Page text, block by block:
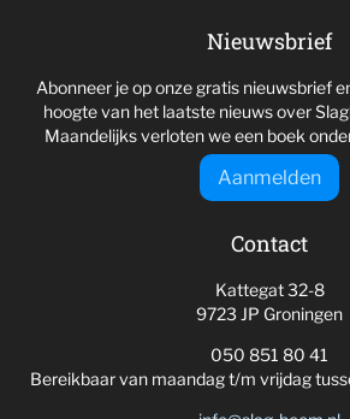
Nieuwsbrief
Abonneer je op onze gratis nieuwsbrief
hoogte van het laatste nieuws over
Maandelijks verloten we een boek
Aanmelden
Contact
Kattegat 32-8
9723 JP Groningen
050 851 80 41
Bereikbaar van maandag t/m vrijdag